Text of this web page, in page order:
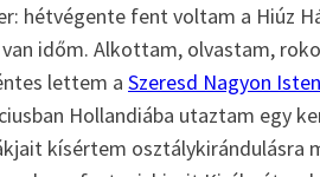
hétvégente fent voltam a Hiúz
időm. Alkottam, olvastam,
lettem a Szeresd Nagyon
Hollandiába utaztam egy
kísértem osztálykirándulásra